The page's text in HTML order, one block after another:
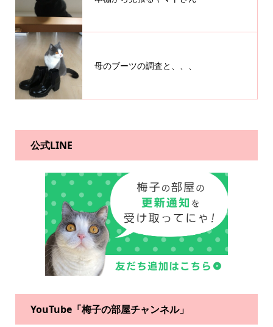
母のブーツの調査と、、、
公式LINE
YouTube「梅子の部屋チャンネル」